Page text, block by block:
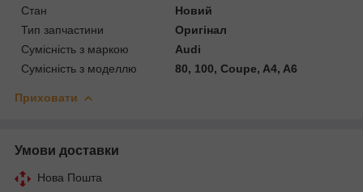
Стан
Новий
Тип запчастини
Оригінал
Сумісність з маркою
Audi
Сумісність з моделлю
80, 100, Coupe, A4, A6
Приховати
Умови доставки
Нова Пошта